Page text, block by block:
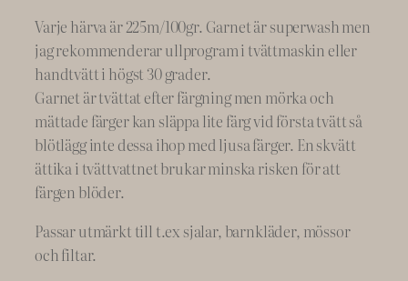
Varje härva är 225m/100gr. Garnet är superwash men
jag rekommenderar ullprogram i tvättmaskin eller
handtvätt i högst 30 grader.
Garnet är tvättat efter färgning men mörka och
mättade färger kan släppa lite färg vid första tvätt så
blötlägg inte dessa ihop med ljusa färger. En skvätt
ättika i tvättvattnet brukar minska risken för att
färgen blöder.
Passar utmärkt till t.ex sjalar, barnkläder, mössor
och filtar.